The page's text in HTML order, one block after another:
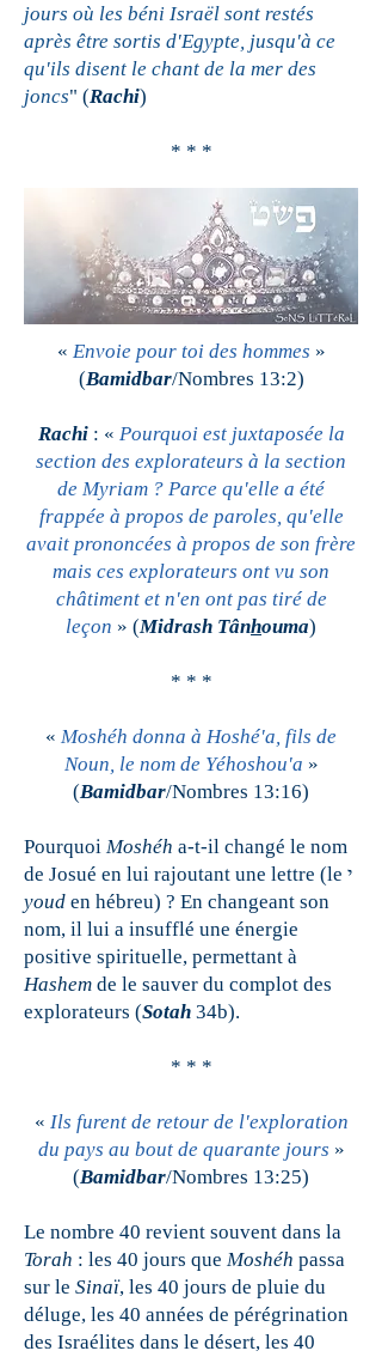
jours où les béni Israël sont restés
après être sortis d'Egypte, jusqu'à ce
qu'ils disent le chant de la mer des
joncs" (Rachi)
* * *
« Envoie pour toi des hommes »
(Bamidbar/Nombres 13:2)
Rachi : « Pourquoi est juxtaposée la
section des explorateurs à la section
de Myriam ? Parce qu'elle a été
frappée à propos de paroles, qu'elle
avait prononcées à propos de son frère
mais ces explorateurs ont vu son
châtiment et n'en ont pas tiré de
leçon » (Midrash Tânhouma)
* * *
« Moshéh donna à Hoshé'a, fils de
Noun, le nom de Yéhoshou'a »
(Bamidbar/Nombres 13:16)
Pourquoi Moshéh a-t-il changé le nom
de Josué en lui rajoutant une lettre (le י
youd en hébreu) ? En changeant son
nom, il lui a insufflé une énergie
positive spirituelle, permettant à
Hashem de le sauver du complot des
explorateurs (Sotah 34b).
* * *
« Ils furent de retour de l'exploration
du pays au bout de quarante jours »
(Bamidbar/Nombres 13:25)
Le nombre 40 revient souvent dans la
Torah : les 40 jours que Moshéh passa
sur le Sinaï, les 40 jours de pluie du
déluge, les 40 années de pérégrination
des Israélites dans le désert, les 40